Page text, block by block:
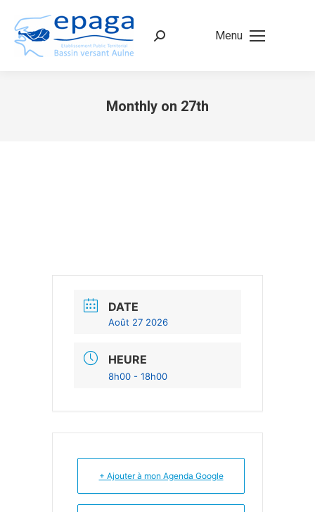
Menu
Recherche
Monthly on 27th
DATE
Août 27 2026
HEURE
8h00 - 18h00
+ Ajouter à mon Agenda Google